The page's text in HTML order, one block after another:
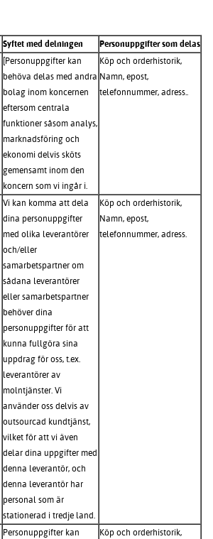
Syftet med delningen
Personuppgifter som delas
[Personuppgifter kan
behöva delas med andra
bolag inom koncernen
eftersom centrala
funktioner såsom analys,
marknadsföring och
ekonomi delvis sköts
gemensamt inom den
koncern som vi ingår i.
Köp och orderhistorik,
Namn, epost,
telefonnummer, adress..
Vi kan komma att dela
dina personuppgifter
med olika leverantörer
och/eller
samarbetspartner om
sådana leverantörer
eller samarbetspartner
behöver dina
personuppgifter för att
kunna fullgöra sina
uppdrag för oss, t.ex.
leverantörer av
molntjänster. Vi
använder oss delvis av
outsourcad kundtjänst,
vilket för att vi även
delar dina uppgifter med
denna leverantör, och
denna leverantör har
personal som är
stationerad i tredje land.
Köp och orderhistorik,
Namn, epost,
telefonnummer, adress.
Personuppgifter kan
Köp och orderhistorik,